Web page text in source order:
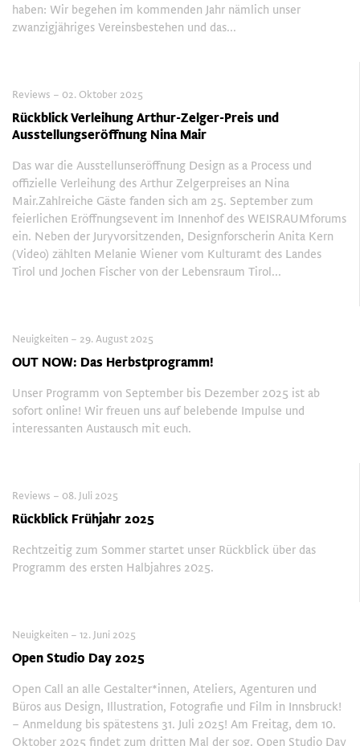
haben: Wir begehen im kommenden Jahr nämlich unser
zwanzigjähriges Vereinsbestehen und das...
Reviews – 02. Oktober 2025
Rückblick Verleihung Arthur-Zelger-Preis und
Ausstellungseröffnung Nina Mair
Das war die Ausstellunseröffnung Design as a Process und
offizielle Verleihung des Arthur Zelgerpreises an Nina
Mair.Zahlreiche Gäste fanden sich am 25. September zum
feierlichen Eröffnungsevent im Innenhof des WEISRAUMforums
ein. Neben der Juryvorsitzenden, Designforscherin Anita Kern
(Video) zählten Melanie Wiener vom Kulturamt des Landes
Tirol und Jochen Fischer von der Lebensraum Tirol...
Neuigkeiten – 29. August 2025
OUT NOW: Das Herbstprogramm!
Unser Programm von September bis Dezember 2025 ist ab
sofort online! Wir freuen uns auf belebende Impulse und
interessanten Austausch mit euch.
Reviews – 08. Juli 2025
Rückblick Frühjahr 2025
Rechtzeitig zum Sommer startet unser Rückblick über das
Programm des ersten Halbjahres 2025.
Neuigkeiten – 12. Juni 2025
Open Studio Day 2025
Open Call an alle Gestalter*innen, Ateliers, Agenturen und
Büros aus Design, Illustration, Fotografie und Film in Innsbruck!
– Anmeldung bis spätestens 31. Juli 2025! Am Freitag, dem 10.
Oktober 2025 findet zum dritten Mal der sog. Open Studio Day